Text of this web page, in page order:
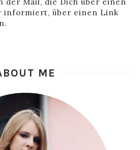
der Mail, die Dich über einen
informiert, über einen Link
ME